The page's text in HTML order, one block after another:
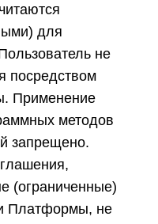
для
не
посредством
Применение
методов
запрещено.
(ограниченные)
Платформы, не